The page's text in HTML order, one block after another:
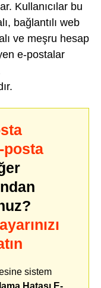
Kullanıcılar bu
bağlantılı web
ve meşru hesap
e-postalar
posta
sistem
Hatası E-